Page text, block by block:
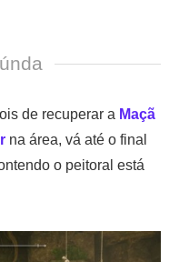
de recuperar a Maçã
na área, vá até o final
o peitoral está